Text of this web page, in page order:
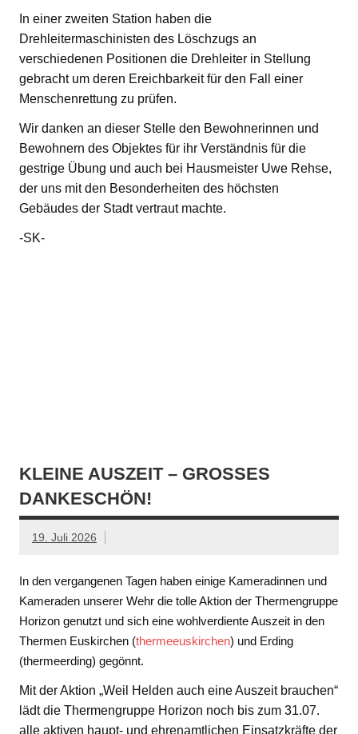
In einer zweiten Station haben die
Drehleitermaschinisten des Löschzugs an
verschiedenen Positionen die Drehleiter in Stellung
gebracht um deren Ereichbarkeit für den Fall einer
Menschenrettung zu prüfen.
Wir danken an dieser Stelle den Bewohnerinnen und
Bewohnern des Objektes für ihr Verständnis für die
gestrige Übung und auch bei Hausmeister Uwe Rehse,
der uns mit den Besonderheiten des höchsten
Gebäudes der Stadt vertraut machte.
-SK-
KLEINE AUSZEIT – GROSSES D
ANKESCHÖN!
19. Juli 2026
In den vergangenen Tagen haben einige Kameradinnen und
Kameraden unserer Wehr die tolle Aktion der Thermengruppe
Horizon genutzt und sich eine wohlverdiente Auszeit in den
Thermen Euskirchen (thermeeuskirchen) und Erding
(thermeerding) gegönnt.
Mit der Aktion „Weil Helden auch eine Auszeit brauchen“
lädt die Thermengruppe Horizon noch bis zum 31.07.
alle aktiven haupt- und ehrenamtlichen Einsatzkräfte der